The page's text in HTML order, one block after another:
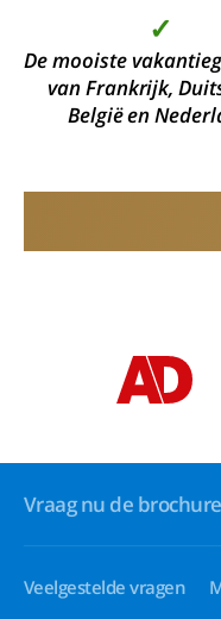
✓
De mooiste
van Frankrijk,
België en
Vraag nu de
Veelgestelde vragen